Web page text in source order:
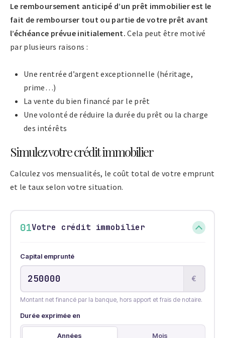
Le remboursement anticipé d’un prêt immobilier est le
fait de rembourser tout ou partie de votre prêt avant
l’échéance prévue initialement. Cela peut être motivé
par plusieurs raisons :
Une rentrée d’argent exceptionnelle (héritage,
prime…)
La vente du bien financé par le prêt
Une volonté de réduire la durée du prêt ou la charge
des intérêts
Simulez votre crédit immobilier
Calculez vos mensualités, le coût total de votre emprunt
et le taux selon votre situation.